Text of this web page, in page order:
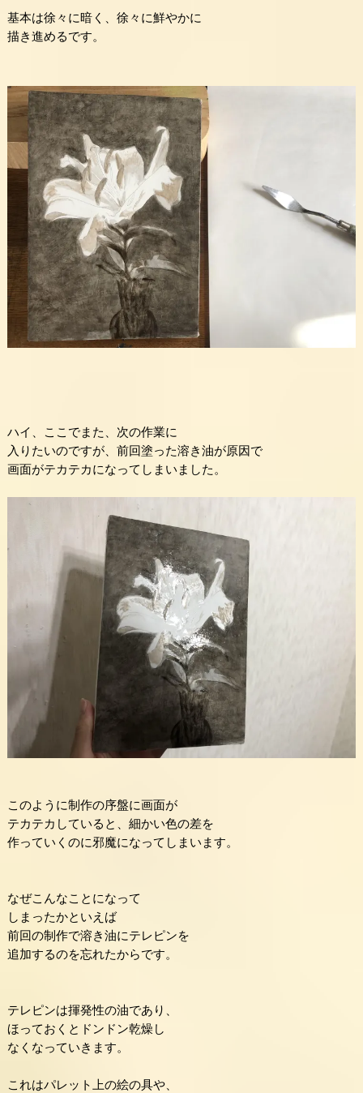
基本は徐々に暗く、徐々に鮮やかに
描き進めるです。
ハイ、ここでまた、次の作業に
入りたいのですが、前回塗った溶き油が原因で
画面がテカテカになってしまいました。
このように制作の序盤に画面が
テカテカしていると、細かい色の差を
作っていくのに邪魔になってしまいます。
なぜこんなことになって
しまったかといえば
前回の制作で溶き油にテレピンを
追加するのを忘れたからです。
テレピンは揮発性の油であり、
ほっておくとドンドン乾燥し
なくなっていきます。
これはパレット上の絵の具や、